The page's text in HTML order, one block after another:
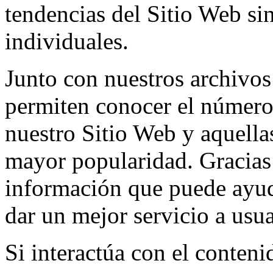
tendencias del Sitio Web
individuales.
Junto con nuestros
permiten conocer el
nuestro Sitio Web y
mayor popularidad.
información que puede
dar un mejor servicio a
Si interactúa con el